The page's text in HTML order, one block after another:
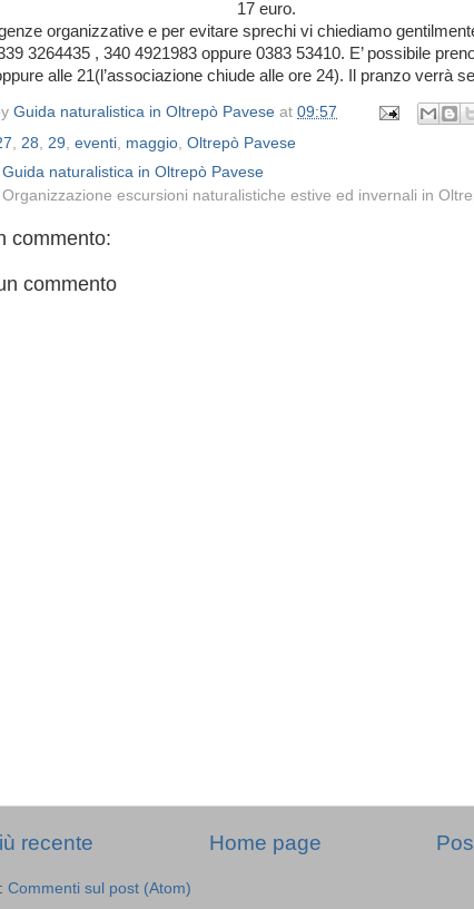
17 euro.
organizzative e per evitare sprechi vi chiediamo
3264435 , 340 4921983 oppure 0383 53410. E’ possibile
alle 21(l’associazione chiude alle ore 24). Il pranzo verrà
Guida naturalistica in Oltrepò Pavese at 09:57
28 29 eventi maggio Oltrepò Pavese
Guida naturalistica in Oltrepò Pavese
Organizzazione escursioni naturalistiche estive ed invernali in
commento:
commento
recente Home page
Commenti sul post (Atom)